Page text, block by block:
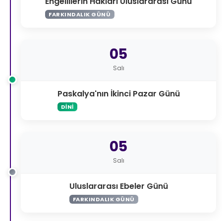
FARKINDALIK GÜNÜ
05
Salı
Paskalya'nın İkinci Pazar Günü
DINI
05
Salı
Uluslararası Ebeler Günü
FARKINDALIK GÜNÜ